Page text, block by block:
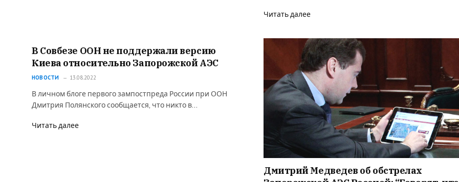
Читать далее
В Совбезе ООН не поддержали версию
Киева относительно Запорожской АЭС
НОВОСТИ 13.08.2022
В личном блоге первого зампостпреда России при ООН
Дмитрия Полянского сообщается, что никто в…
Читать далее
Дмитрий Медведев об обстрелах